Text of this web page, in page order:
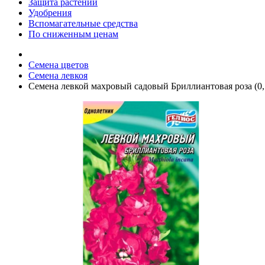
Защита растений
Удобрения
Вспомагательные средства
По сниженным ценам
Семена цветов
Семена левкоя
Семена левкой махровый садовый Бриллиантовая роза